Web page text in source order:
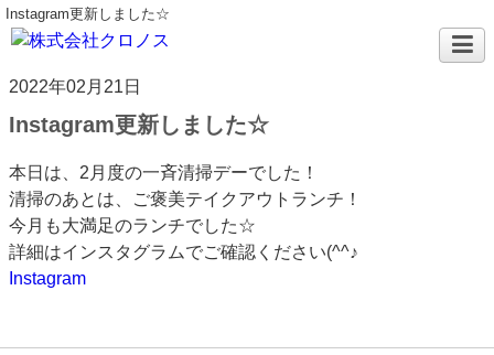
Instagram更新しました☆
2022年02月21日
Instagram更新しました☆
本日は、2月度の一斉清掃デーでした！
清掃のあとは、ご褒美テイクアウトランチ！
今月も大満足のランチでした☆
詳細はインスタグラムでご確認ください(^^♪
Instagram